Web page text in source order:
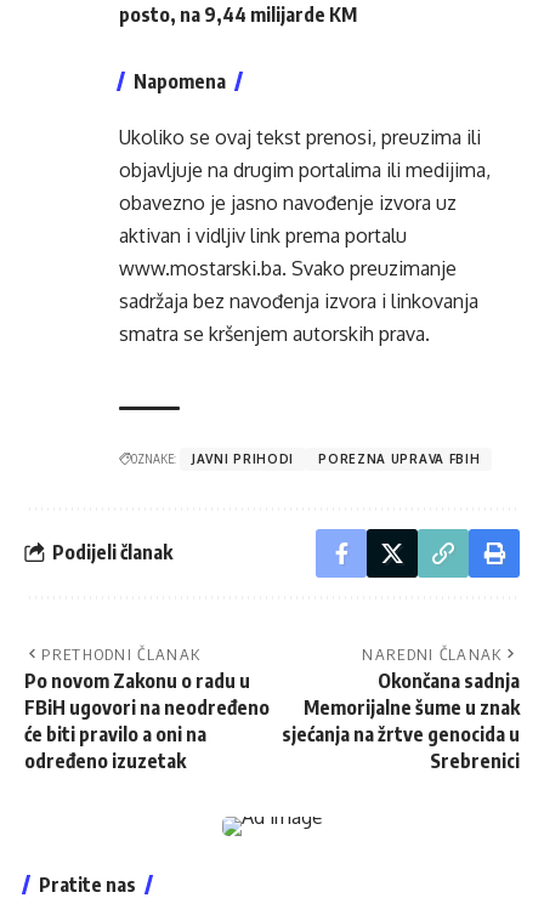
posto, na 9,44 milijarde KM
Napomena
Ukoliko se ovaj tekst prenosi, preuzima ili
objavljuje na drugim portalima ili medijima,
obavezno je jasno navođenje izvora uz
aktivan i vidljiv link prema portalu
www.mostarski.ba. Svako preuzimanje
sadržaja bez navođenja izvora i linkovanja
smatra se kršenjem autorskih prava.
OZNAKE: JAVNI PRIHODI POREZNA UPRAVA FBIH
Podijeli članak
PRETHODNI ČLANAK
Po novom Zakonu o radu u
FBiH ugovori na neodređeno
će biti pravilo a oni na
određeno izuzetak
NAREDNI ČLANAK
Okončana sadnja
Memorijalne šume u znak
sjećanja na žrtve genocida u
Srebrenici
Pratite nas